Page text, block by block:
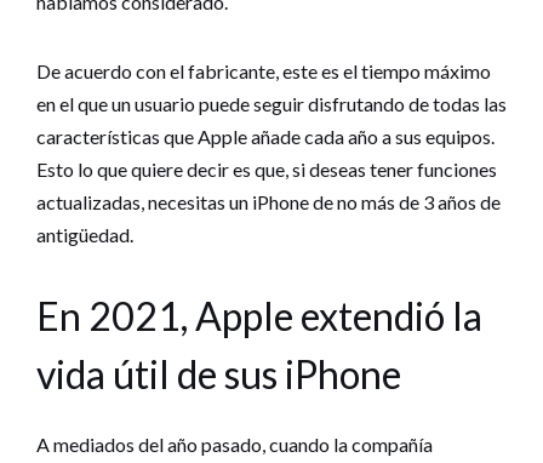
De acuerdo con el fabricante, este es el tiempo máximo
en el que un usuario puede seguir disfrutando de todas las
características que Apple añade cada año a sus equipos.
Esto lo que quiere decir es que, si deseas tener funciones
actualizadas, necesitas un iPhone de no más de 3 años de
antigüedad.
En 2021, Apple extendió la
vida útil de sus iPhone
A mediados del año pasado, cuando la compañía